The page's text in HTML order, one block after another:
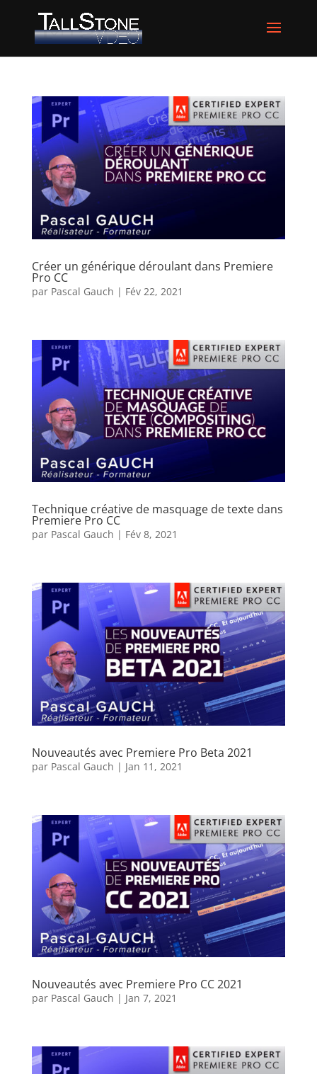
Créer un générique déroulant dans Premiere
Pro CC
par Pascal Gauch | Fév 22, 2021
Technique créative de masquage de texte dans
Premiere Pro CC
par Pascal Gauch | Fév 8, 2021
Nouveautés avec Premiere Pro Beta 2021
par Pascal Gauch | Jan 11, 2021
Nouveautés avec Premiere Pro CC 2021
par Pascal Gauch | Jan 7, 2021